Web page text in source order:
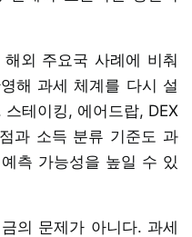
외 주요국 사례에 비춰
해 과세 체계를 다시 설
테이킹, 에어드랍, DEX
과 소득 분류 기준도 과
측 가능성을 높일 수 있
의 문제가 아니다. 과세